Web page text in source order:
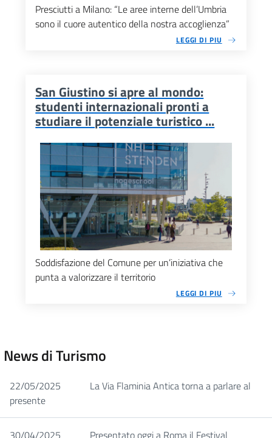
Presciutti a Milano: “Le aree interne dell’Umbria
sono il cuore autentico della nostra accoglienza”
LEGGI DI PIU
San Giustino si apre al mondo:
studenti internazionali pronti a
studiare il potenziale turistico ...
Soddisfazione del Comune per un’iniziativa che
punta a valorizzare il territorio
LEGGI DI PIU
News di Turismo
22/05/2025
La Via Flaminia Antica torna a parlare al
presente
30/04/2025 Presentato oggi a Roma il Festival